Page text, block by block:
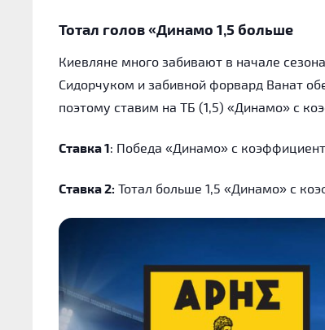
Тотал голов «Динамо 1,5 больше
Киевляне много забивают в начале
Сидорчуком и забивной форвард Ванат
поэтому ставим на ТБ (1,5) «Динамо» с
Ставка 1: Победа «Динамо» с
Ставка 2: Тотал больше 1,5 «Динамо» с